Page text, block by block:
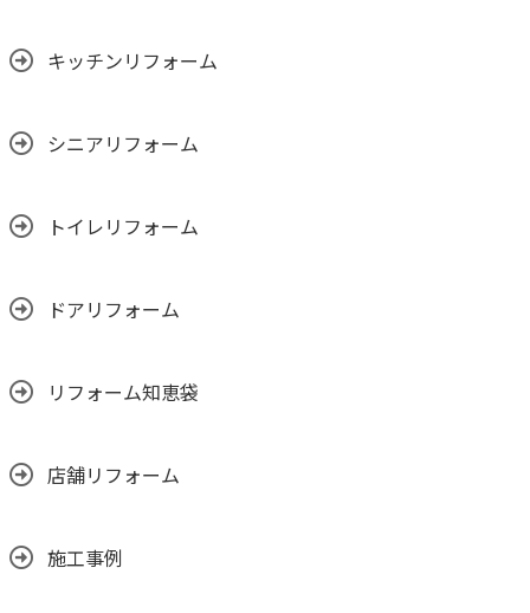
キッチンリフォーム
シニアリフォーム
トイレリフォーム
ドアリフォーム
リフォーム知恵袋
店舗リフォーム
施工事例